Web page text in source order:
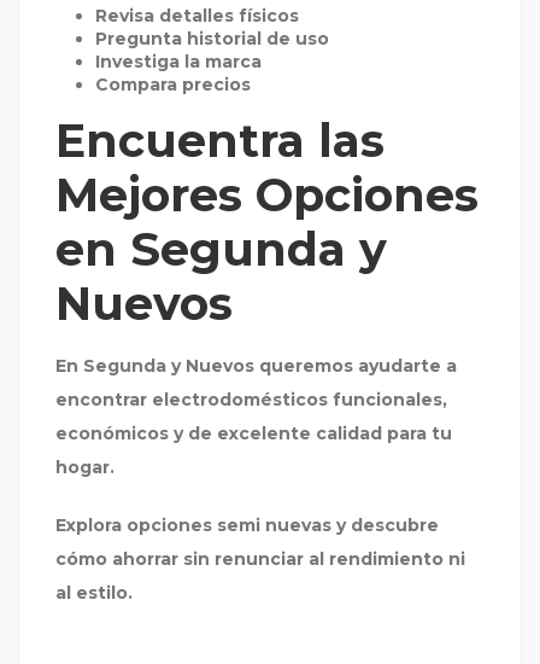
Revisa detalles físicos
Pregunta historial de uso
Investiga la marca
Compara precios
Encuentra las
Mejores Opciones
en Segunda y
Nuevos
En Segunda y Nuevos queremos ayudarte a
encontrar electrodomésticos funcionales,
económicos y de excelente calidad para tu
hogar.
Explora opciones semi nuevas y descubre
cómo ahorrar sin renunciar al rendimiento ni
al estilo.